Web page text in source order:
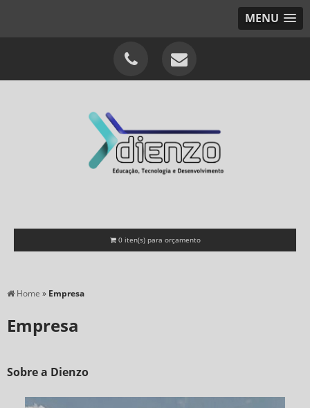
MENU
0iten(s) para orçamento
Home » Empresa
Empresa
Sobre a Dienzo